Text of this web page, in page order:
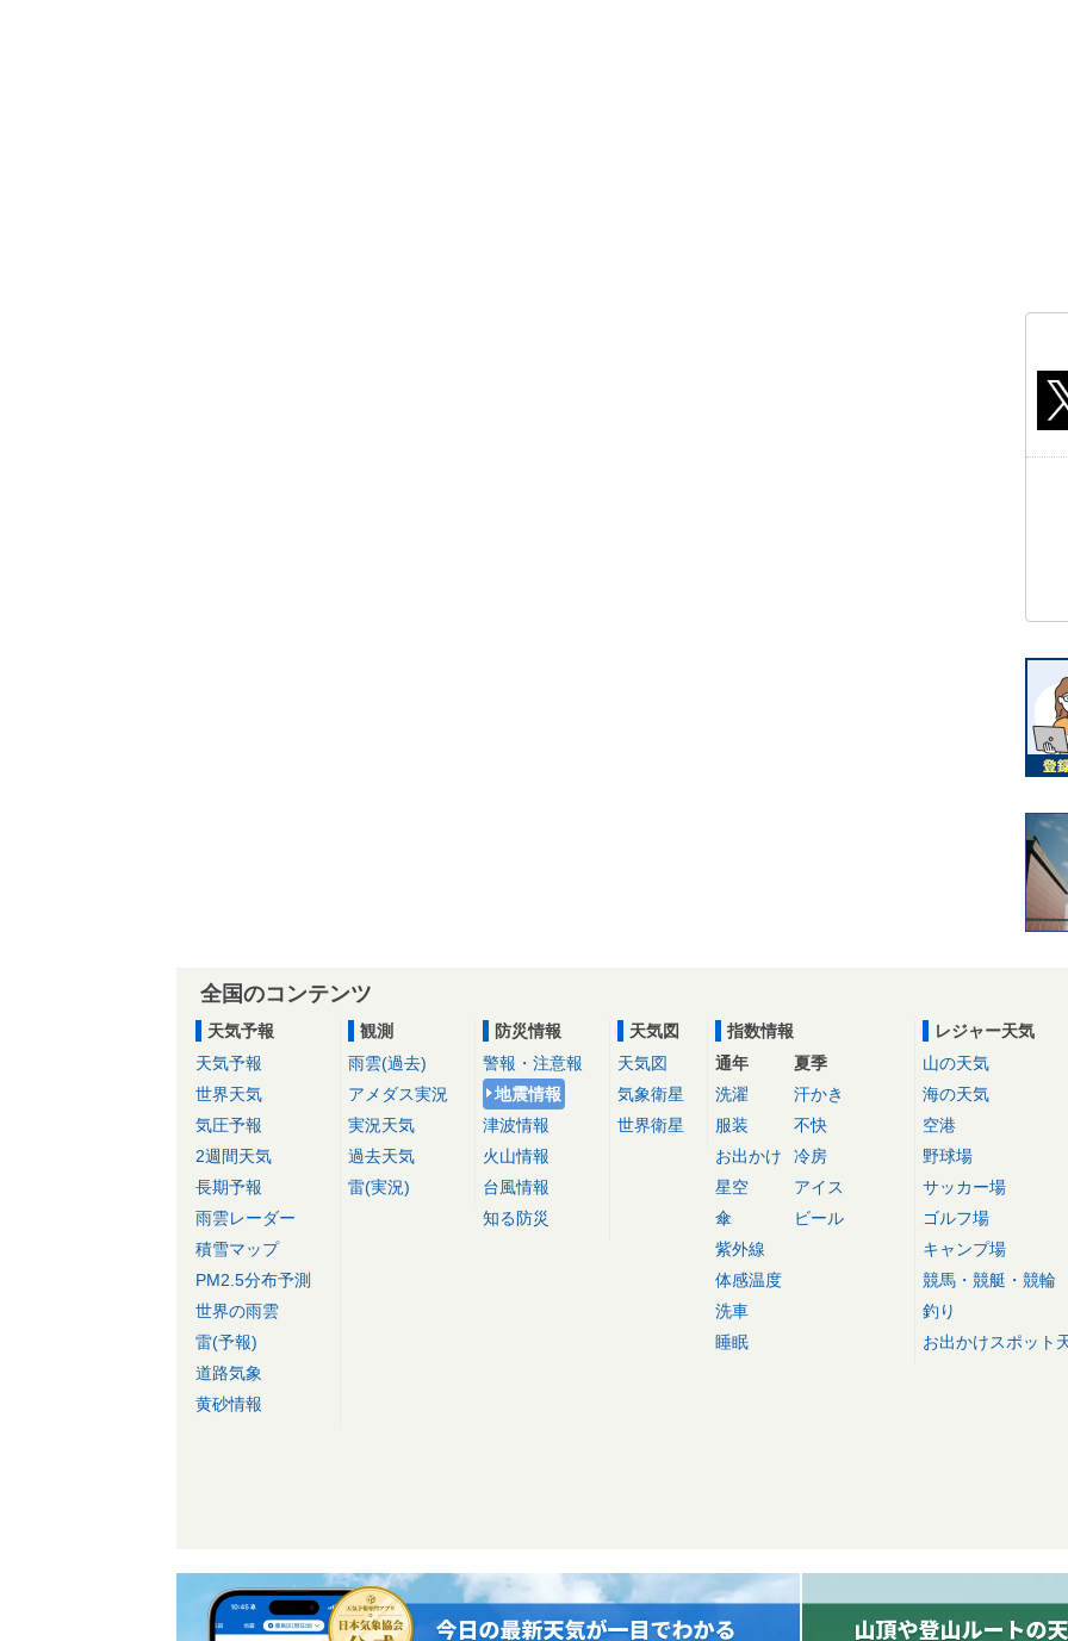
全国のコンテンツ
天気予報
天気予報
世界天気
気圧予報
2週間天気
長期予報
雨雲レーダー
積雪マップ
PM2.5分布予測
世界の雨雲
雷(予報)
道路気象
黄砂情報
観測
雨雲(過去)
アメダス実況
実況天気
過去天気
雷(実況)
防災情報
警報・注意報
地震情報
津波情報
火山情報
台風情報
知る防災
天気図
天気図
気象衛星
世界衛星
指数情報
通年
洗濯
服装
お出かけ
星空
傘
紫外線
体感温度
洗車
睡眠
夏季
汗かき
不快
冷房
アイス
ビール
レジャー天気
山の天気
海の天気
空港
野球場
サッカー場
ゴルフ場
キャンプ場
競馬・競艇・競輪
釣り
お出かけスポット